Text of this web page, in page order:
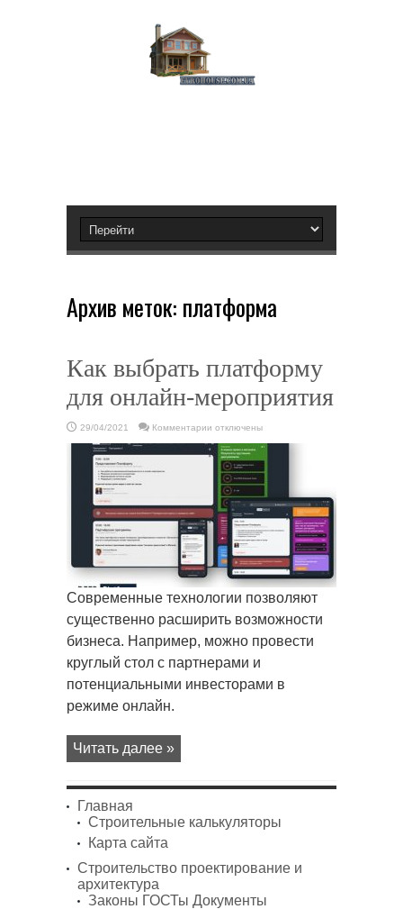
Архив меток: платформа
Как выбрать платформу
для онлайн-мероприятия
29/04/2021 Комментарии
Как
выбрать
платформу
для
онлайн-
мероприятия
отключены
Современные технологии позволяют
существенно расширить возможности
бизнеса. Например, можно провести
круглый стол с партнерами и
потенциальными инвесторами в
режиме онлайн.
Читать далее »
Главная
Строительные калькуляторы
Карта сайта
Строительство проектирование и
архитектура
Законы ГОСТы Документы